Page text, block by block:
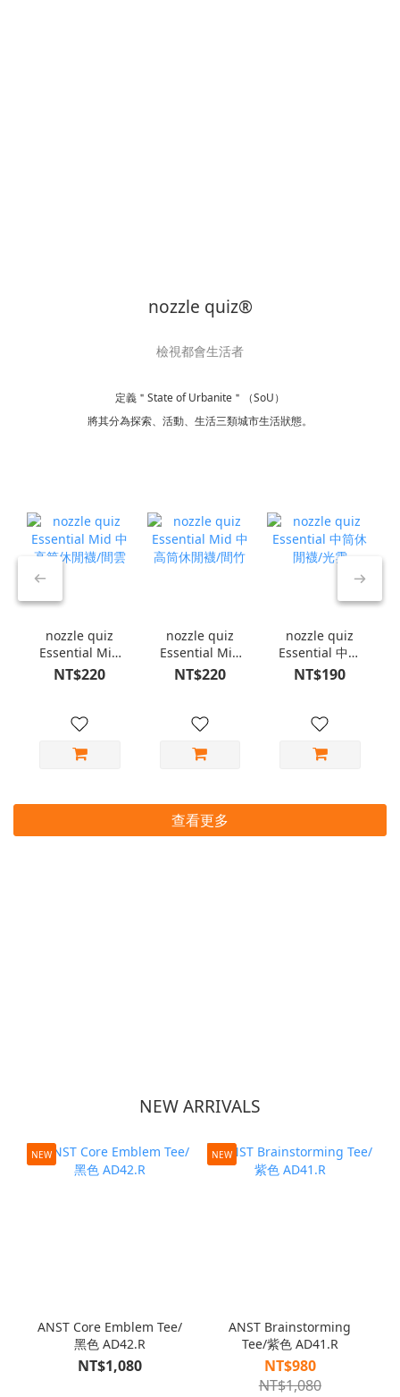
nozzle quiz®
檢視都會生活者
定義＂State of Urbanite＂（SoU）
將其分為探索、活動、生活三類城市生活狀態。
nozzle quiz
Essential Mid
中高筒休閒襪/
NT$220
nozzle quiz
Essential Mid
中高筒休閒襪/
NT$220
nozzle quiz
Essential 中筒
休閒襪/光雲
NT$190
查看更多
NEW ARRIVALS
NEW
ANST Core Emblem Tee/
黑色 AD42.R
NT$1,080
NEW
ANST Brainstorming
Tee/紫色 AD41.R
NT$980
NT$1,080